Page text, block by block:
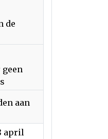
de
aan
april